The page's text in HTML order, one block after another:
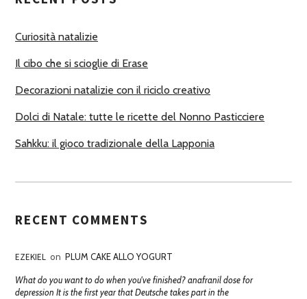
O
I
Curiosità natalizie
Il cibo che si scioglie di Erase
Decorazioni natalizie con il riciclo creativo
Dolci di Natale: tutte le ricette del Nonno Pasticciere
Sahkku: il gioco tradizionale della Lapponia
RECENT COMMENTS
EZEKIEL on PLUM CAKE ALLO YOGURT
What do you want to do when you've finished? anafranil dose for
depression It is the first year that Deutsche takes part in the